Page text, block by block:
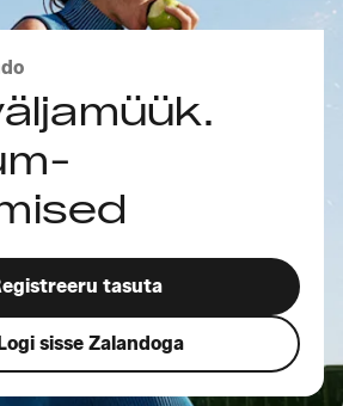
tasuta
sisse Zalandoga